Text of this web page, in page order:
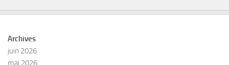
Archives
juin 2026
mai 2026